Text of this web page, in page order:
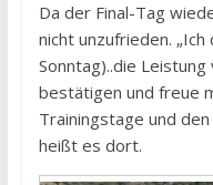
Da der Final-Tag
nicht unzufrieden. „Ich
Sonntag)..die
bestätigen und freue
Trainingstage und
heißt es dort.